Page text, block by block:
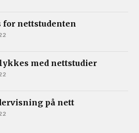
for nettstudenten
med nettstudier
på nett